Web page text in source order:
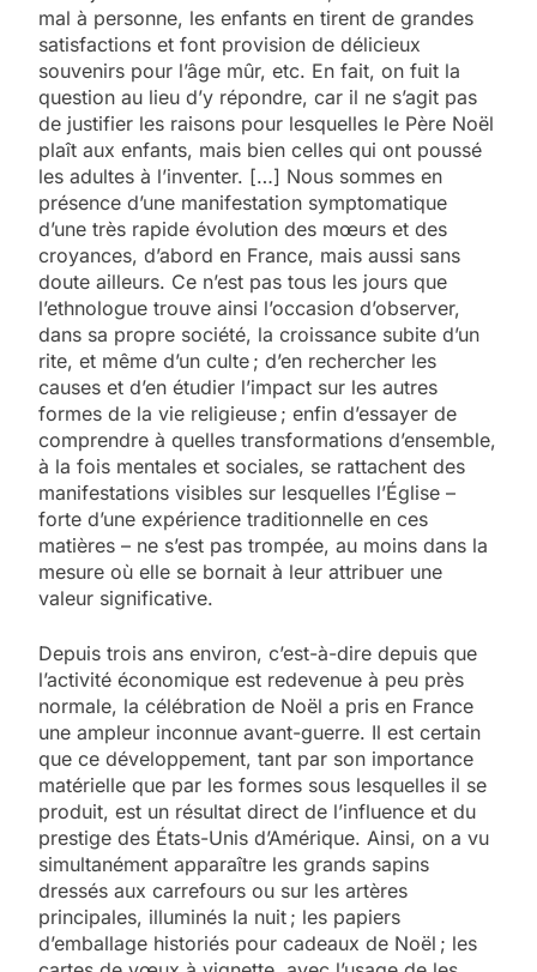
mal à personne, les enfants en tirent de grandes
satisfactions et font provision de délicieux
souvenirs pour l’âge mûr, etc. En fait, on fuit la
question au lieu d’y répondre, car il ne s’agit pas
de justifier les raisons pour lesquelles le Père Noël
plaît aux enfants, mais bien celles qui ont poussé
les adultes à l’inventer. […] Nous sommes en
présence d’une manifestation symptomatique
d’une très rapide évolution des mœurs et des
croyances, d’abord en France, mais aussi sans
doute ailleurs. Ce n’est pas tous les jours que
l’ethnologue trouve ainsi l’occasion d’observer,
dans sa propre société, la croissance subite d’un
rite, et même d’un culte ; d’en rechercher les
causes et d’en étudier l’impact sur les autres
formes de la vie religieuse ; enfin d’essayer de
comprendre à quelles transformations d’ensemble,
à la fois mentales et sociales, se rattachent des
manifestations visibles sur lesquelles l’Église –
forte d’une expérience traditionnelle en ces
matières – ne s’est pas trompée, au moins dans la
mesure où elle se bornait à leur attribuer une
valeur significative.
Depuis trois ans environ, c’est-à-dire depuis que
l’activité économique est redevenue à peu près
normale, la célébration de Noël a pris en France
une ampleur inconnue avant-guerre. Il est certain
que ce développement, tant par son importance
matérielle que par les formes sous lesquelles il se
produit, est un résultat direct de l’influence et du
prestige des États-Unis d’Amérique. Ainsi, on a vu
simultanément apparaître les grands sapins
dressés aux carrefours ou sur les artères
principales, illuminés la nuit ; les papiers
d’emballage historiés pour cadeaux de Noël ; les